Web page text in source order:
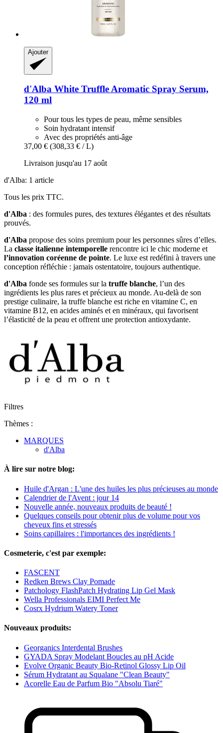
Ajouter
d'Alba White Truffle Aromatic Spray Serum,
120 ml
Pour tous les types de peau, même sensibles
Soin hydratant intensif
Avec des propriétés anti-âge
37,00 € (308,33 € / L)
Livraison jusqu'au 17 août
d'Alba: 1 article
Tous les prix TTC.
d'Alba : des formules pures, des textures élégantes et des résultats
prouvés.
d'Alba propose des soins premium pour les personnes sûres d’elles.
La classe italienne intemporelle rencontre ici le chic moderne et
l’innovation coréenne de pointe. Le luxe est redéfini à travers une
conception réfléchie : jamais ostentatoire, toujours authentique.
d'Alba fonde ses formules sur la truffe blanche, l’un des
ingrédients les plus rares et précieux au monde. Au-delà de son
prestige culinaire, la truffe blanche est riche en vitamine C, en
vitamine B12, en acides aminés et en minéraux, qui favorisent
l’élasticité de la peau et offrent une protection antioxydante.
Filtres
Thèmes :
MARQUES
d'Alba
À lire sur notre blog:
Huile d'Argan : L'une des huiles les plus précieuses au monde
Calendrier de l'Avent : jour 14
Nouvelle année, nouveaux produits de beauté !
Quelques conseils pour obtenir plus de volume pour vos
cheveux fins et stressés
Soins capillaires : l'importances des ingrédients !
Cosmeterie, c'est par exemple:
FASCENT
Redken Brews Clay Pomade
Patchology FlashPatch Hydrating Lip Gel Mask
Wella Professionals EIMI Perfect Me
Cosrx Hydrium Watery Toner
Nouveaux produits:
Georganics Interdental Brushes
GYADA Spray Modelant Boucles au pH Acide
Evolve Organic Beauty Bio-Retinol Glossy Lip Oil
Sérum Hydratant au Squalane "Clean Beauty"
Acorelle Eau de Parfum Bio "Absolu Tiaré"